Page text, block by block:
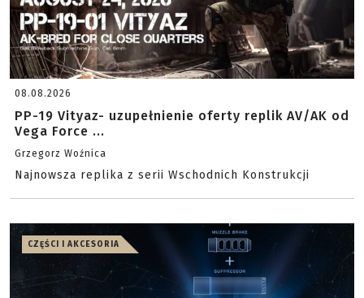
08.08.2026
PP-19 Vityaz- uzupełnienie oferty replik AV/AK od
Vega Force ...
Grzegorz Woźnica
Najnowsza replika z serii Wschodnich Konstrukcji
CZĘŚCI I AKCESORIA